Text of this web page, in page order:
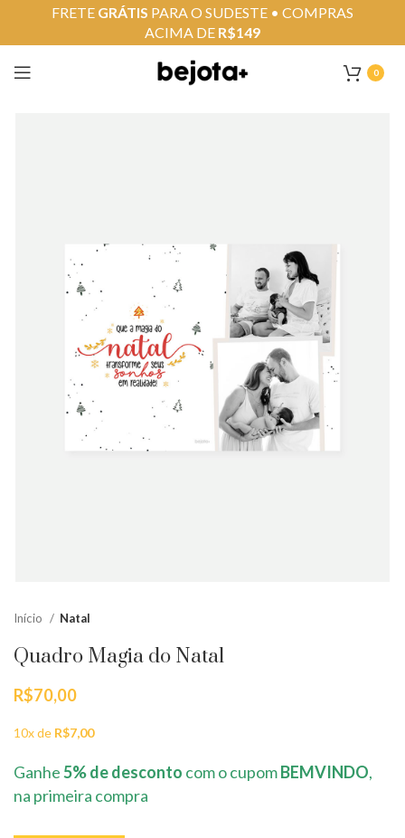
0
Início Natal
Quadro Magia do Natal
R$70,00
10x de R$7,00
Ganhe5% de desconto com o cupomBEMVINDO,
na primeira compra
FRETE GRÁTIS PARA O SUDESTE • COMPRAS
ACIMA DE R$149